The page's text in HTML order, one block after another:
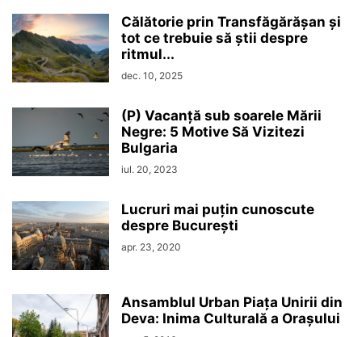
Călătorie prin Transfăgărășan și
tot ce trebuie să știi despre
ritmul...
dec. 10, 2025
(P) Vacanță sub soarele Mării
Negre: 5 Motive Să Vizitezi
Bulgaria
iul. 20, 2023
Lucruri mai puțin cunoscute
despre București
apr. 23, 2020
Ansamblul Urban Piața Unirii din
Deva: Inima Culturală a Orașului